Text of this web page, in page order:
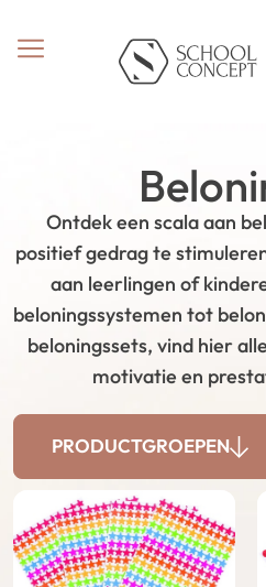
Ontdek een scala aan
positief gedrag te
aan leerlingen of
beloningssystemen tot
beloningssets, vind hier
motivatie en
PRODUCTGROEPEN